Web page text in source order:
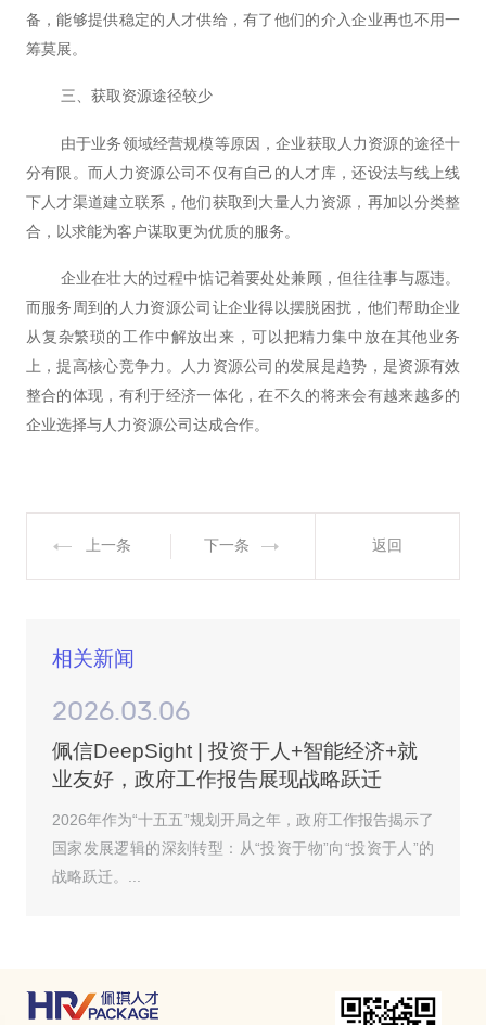
备，能够提供稳定的人才供给，有了他们的介入企业再也不用一
筹莫展。
三、获取资源途径较少
由于业务领域经营规模等原因，企业获取人力资源的途径十
分有限。而人力资源公司不仅有自己的人才库，还设法与线上线
下人才渠道建立联系，他们获取到大量人力资源，再加以分类整
合，以求能为客户谋取更为优质的服务。
企业在壮大的过程中惦记着要处处兼顾，但往往事与愿违。
而服务周到的人力资源公司让企业得以摆脱困扰，他们帮助企业
从复杂繁琐的工作中解放出来，可以把精力集中放在其他业务
上，提高核心竞争力。人力资源公司的发展是趋势，是资源有效
整合的体现，有利于经济一体化，在不久的将来会有越来越多的
企业选择与人力资源公司达成合作。
上一条 下一条 返回
相关新闻
2026.03.06
佩信DeepSight | 投资于人+智能经济+就
业友好，政府工作报告展现战略跃迁
2026年作为“十五五”规划开局之年，政府工作报告揭示了
国家发展逻辑的深刻转型：从“投资于物”向“投资于人”的
战略跃迁。...